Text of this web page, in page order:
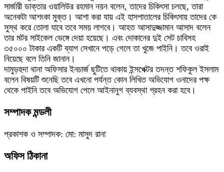
সার্জারী ডাক্তার ওয়ালিউর রহমান নয়ন বলেন, তাদের চিকিৎসা চলছে, তারা
অনেকটা আশংকা মুক্ত। আশা করা যায় এই হাসপাতালের চিকিৎসায় তাদের কে
সুস্থ করে তোলা যাবে তবে সময় লাগবে। আহত আসাদুজ্জামান আসাদ বলেন
তার মটর সাইকেল ভেঙ্গে দেয়া হয়েছে। এবং দোকানের দুই সেট চাবিসহ
৩৫০০০ টাকার একটি ব্যাগ সেখানে পড়ে গেলে তা খুজে পাইনি। তবে ওরাই
নিয়েছে বলে তিনি জানান।
দামুড়হুদা থানা অফিসার ইনচার্জ ছুটিতে থাকায় ইন্সপেক্টর তদন্ত শফিকুল ইসলাম
বলেন বিষয়টি শুনেছি তবে এখনো পর্যন্ত কোন লিখিত অভিযোগ ওনাদের পক্ষ
থেকে পাইনি তবে অভিযোগ পেলে আইনানুগ ব্যবস্থা গ্রহন করা হবে।
সম্পাদক মন্ডলী
প্রকাশক ও সম্পাদক: মো: মাসুদ রানা
অফিস ঠিকানা